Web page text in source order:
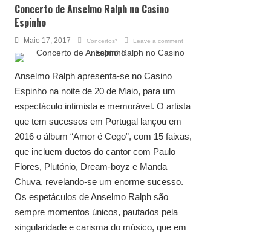
Concerto de Anselmo Ralph no Casino
Espinho
Maio 17, 2017 Concertos* Leave a comment
Anselmo Ralph apresenta-se no Casino
Espinho na noite de 20 de Maio, para um
espectáculo intimista e memorável. O artista
que tem sucessos em Portugal lançou em
2016 o álbum “Amor é Cego”, com 15 faixas,
que incluem duetos do cantor com Paulo
Flores, Plutónio, Dream-boyz e Manda
Chuva, revelando-se um enorme sucesso.
Os espetáculos de Anselmo Ralph são
sempre momentos únicos, pautados pela
singularidade e carisma do músico, que em